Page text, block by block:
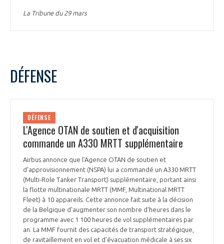
La Tribune du 29 mars
DÉFENSE
DÉFENSE
L'Agence OTAN de soutien et d'acquisition
commande un A330 MRTT supplémentaire
Airbus annonce que l'Agence OTAN de soutien et
d'approvisionnement (NSPA) lui a commandé un A330 MRTT
(Multi-Role Tanker Transport) supplémentaire, portant ainsi
la flotte multinationale MRTT (MMF, Multinational MRTT
Fleet) à 10 appareils. Cette annonce fait suite à la décision
de la Belgique d'augmenter son nombre d'heures dans le
programme avec 1 100 heures de vol supplémentaires par
an. La MMF fournit des capacités de transport stratégique,
de ravitaillement en vol et d'évacuation médicale à ses six